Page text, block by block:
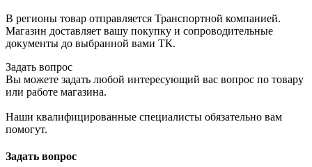
В регионы товар отправляется Транспортной компанией.
Магазин доставляет вашу покупку и сопроводительные
документы до выбранной вами ТК.
Задать вопрос
Вы можете задать любой интересующий вас вопрос по товару
или работе магазина.
Наши квалифицированные специалисты обязательно вам
помогут.
Задать вопрос